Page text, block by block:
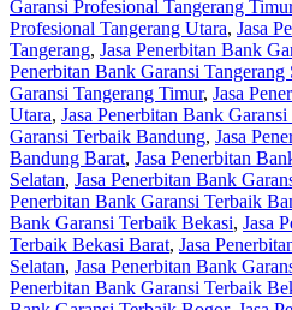
Garansi Profesional Tangerang Timur
Profesional Tangerang Utara, Jasa
Tangerang, Jasa Penerbitan Bank
Penerbitan Bank Garansi Tangerang
Garansi Tangerang Timur, Jasa
Utara, Jasa Penerbitan Bank
Garansi Terbaik Bandung, Jasa
Bandung Barat, Jasa Penerbitan
Selatan, Jasa Penerbitan Bank
Penerbitan Bank Garansi Terbaik
Bank Garansi Terbaik Bekasi, Jasa
Terbaik Bekasi Barat, Jasa
Selatan, Jasa Penerbitan Bank
Penerbitan Bank Garansi Terbaik